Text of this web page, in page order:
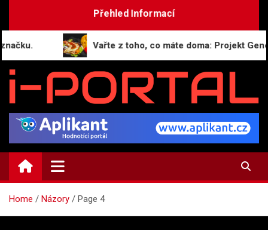
Přehled Informací
Vařte z toho, co máte doma: Projekt
i-PORTAL.CZ
Public relations | Informační portál
Home Názory Page 4